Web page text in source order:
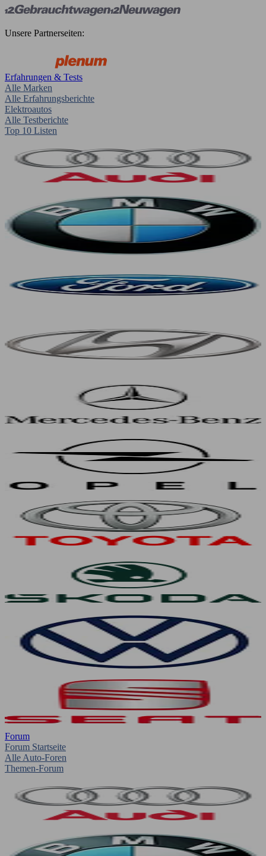
Unsere Partnerseiten:
Erfahrungen & Tests
Alle Marken
Alle Erfahrungsberichte
Elektroautos
Alle Testberichte
Top 10 Listen
Forum
Forum Startseite
Alle Auto-Foren
Themen-Forum